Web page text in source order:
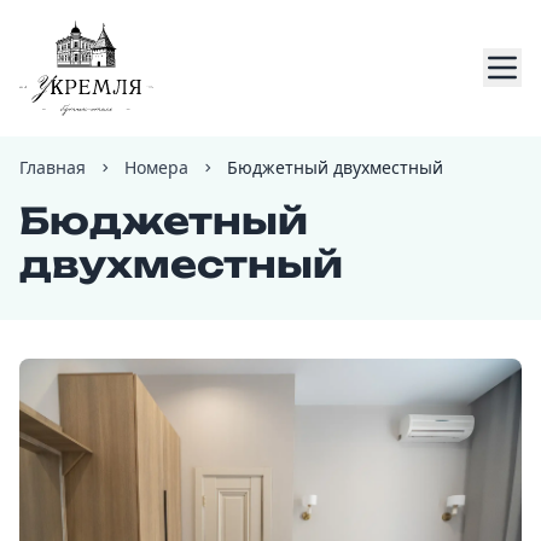
Главная Номера Бюджетный двухместный
Бюджетный
двухместный